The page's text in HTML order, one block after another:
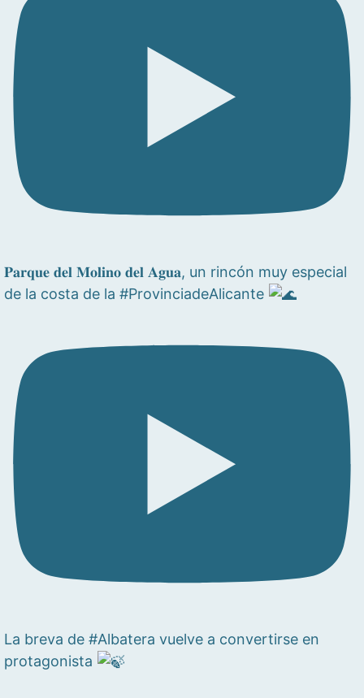
𝐏𝐚𝐫𝐪𝐮𝐞 𝐝𝐞𝐥 𝐌𝐨𝐥𝐢𝐧𝐨 𝐝𝐞𝐥 𝐀𝐠𝐮𝐚, un rincón muy especial
de la costa de la #ProvinciadeAlicante
La breva de #Albatera vuelve a convertirse en
protagonista